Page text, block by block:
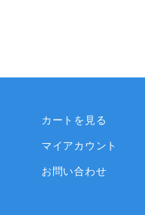
カートを見る
マイアカウント
お問い合わせ